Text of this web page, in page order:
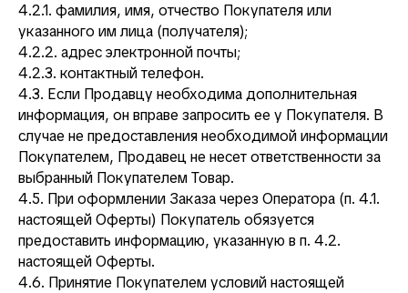
4.2.1. фамилия, имя, отчество Покупателя или
указанного им лица (получателя);
4.2.2. адрес электронной почты;
4.2.3. контактный телефон.
4.3. Если Продавцу необходима дополнительная
информация, он вправе запросить ее у Покупателя. В
случае не предоставления необходимой информации
Покупателем, Продавец не несет ответственности за
выбранный Покупателем Товар.
4.5. При оформлении Заказа через Оператора (п. 4.1.
настоящей Оферты) Покупатель обязуется
предоставить информацию, указанную в п. 4.2.
настоящей Оферты.
4.6. Принятие Покупателем условий настоящей